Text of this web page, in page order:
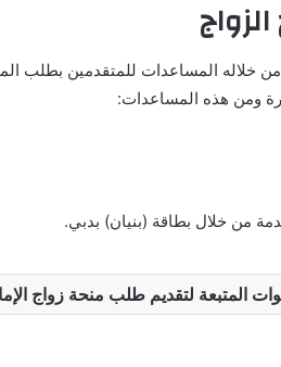
ومن هذه المساعدات:
من خلال بطاقة (بنيان) بدبي.
المتبعة لتقديم طلب منحة زواج